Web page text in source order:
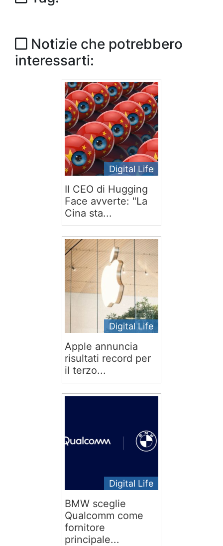
Notizie che potrebbero
interessarti:
Digital Life
Il CEO di Hugging
Face avverte: "La
Cina sta...
Digital Life
Apple annuncia
risultati record per
il terzo...
Digital Life
BMW sceglie
Qualcomm come
fornitore
principale...